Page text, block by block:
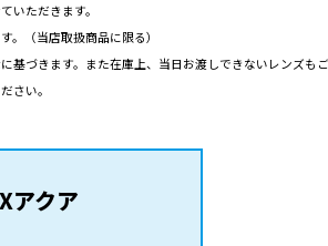
いただきます。
（当店取扱商品に限る）
づきます。また在庫上、当日お渡しできないレンズもご
さい。
アクア